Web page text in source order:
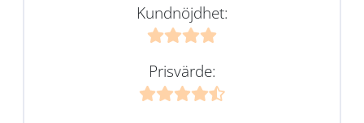
Kundnöjdhet:
Prisvärde: